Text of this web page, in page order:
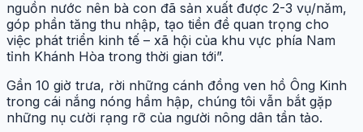
nguồn nước nên bà con đã sản xuất được 2-3 vụ/năm,
góp phần tăng thu nhập, tạo tiền đề quan trọng cho
việc phát triển kinh tế – xã hội của khu vực phía Nam
tỉnh Khánh Hòa trong thời gian tới”.
Gần 10 giờ trưa, rời những cánh đồng ven hồ Ông Kinh
trong cái nắng nóng hầm hập, chúng tôi vẫn bắt gặp
những nụ cười rạng rỡ của người nông dân tần tảo.